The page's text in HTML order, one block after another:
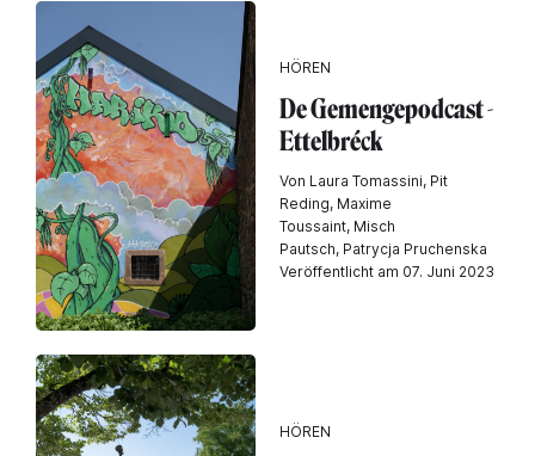
HÖREN
De Gemengepodcast -
Ettelbréck
Von Laura Tomassini, Pit
Reding, Maxime
Toussaint, Misch
Pautsch, Patrycja Pruchenska
Veröffentlicht am 07. Juni 2023
HÖREN